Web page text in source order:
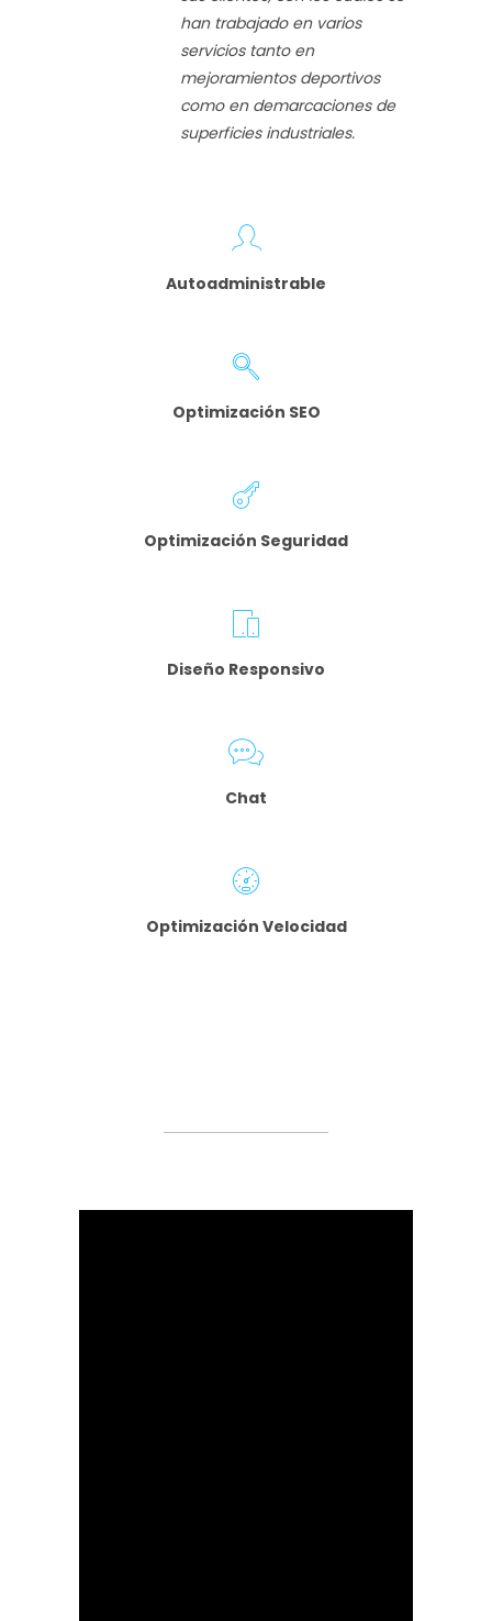
han trabajado en varios
servicios tanto en
mejoramientos deportivos
como en demarcaciones de
superficies industriales.
Autoadministrable
Optimización SEO
Optimización Seguridad
Diseño Responsivo
Chat
Optimización Velocidad